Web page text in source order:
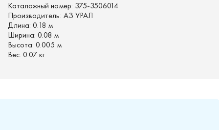
Каталожный номер: 375-3506014
Производитель: АЗ УРАЛ
Длина: 0.18 м
Ширина: 0.08 м
Высота: 0.005 м
Вес: 0.07 кг